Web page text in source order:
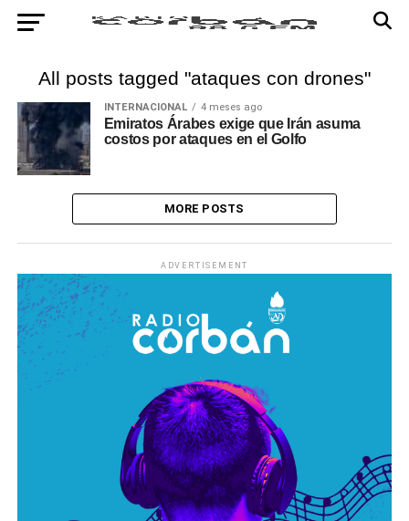
All posts tagged "ataques con drones"
INTERNACIONAL 4 meses ago
Emiratos Árabes exige que Irán asuma
costos por ataques en el Golfo
MORE POSTS
ADVERTISEMENT